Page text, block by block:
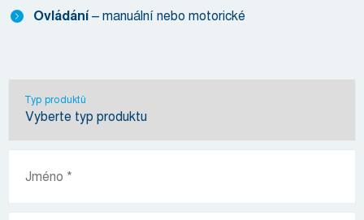
Ovládání– manuální nebo motorické
Typ produktů